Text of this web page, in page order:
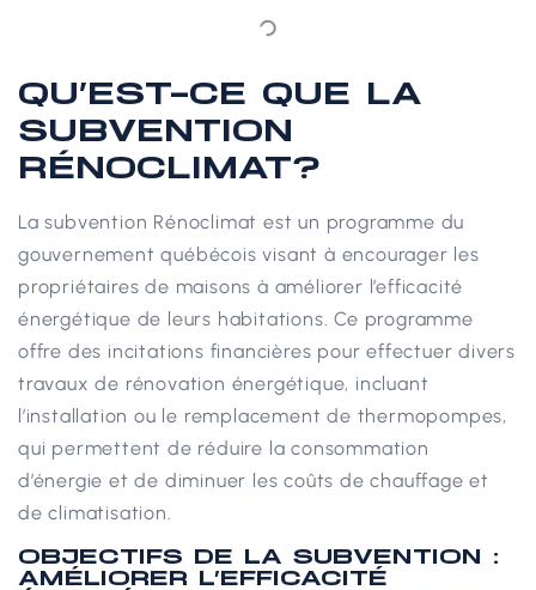
QU’EST-CE QUE LA
SUBVENTION
RÉNOCLIMAT?
La subvention Rénoclimat est un programme du
gouvernement québécois visant à encourager les
propriétaires de maisons à améliorer l’efficacité
énergétique de leurs habitations. Ce programme
offre des incitations financières pour effectuer divers
travaux de rénovation énergétique, incluant
l’installation ou le remplacement de thermopompes,
qui permettent de réduire la consommation
d’énergie et de diminuer les coûts de chauffage et
de climatisation.
OBJECTIFS DE LA SUBVENTION :
AMÉLIORER L’EFFICACITÉ